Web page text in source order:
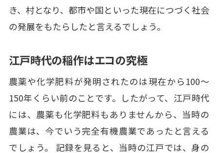
き、村となり、都市や国といった現在につづく社会
の発展をもたらしたと言えるでしょう。
江戸時代の稲作はエコの究極
農薬や化学肥料が発明されたのは現在から100～
150年くらい前のことです。したがって、江戸時代
には、農薬も化学肥料もありませんから、当時の
農業は、今でいう完全有機農業であったと言える
でしょう。 記録を見ると、当時の江戸では、身の